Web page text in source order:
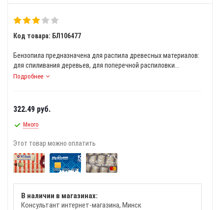
Код товара: БЛ106477
Бензопила предназначена для распила древесных материалов:
для спиливания деревьев, для поперечной распиловки...
Подробнее
322.49 руб.
Много
Этот товар можно оплатить
В наличии в магазинах:
Консультант интернет-магазина Минск